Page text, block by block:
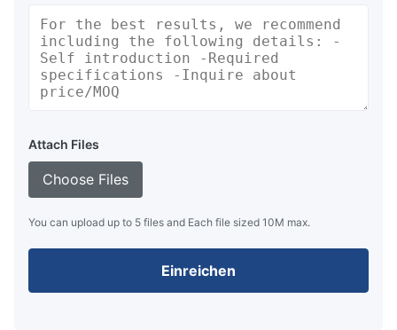
Attach Files
Choose Files
You can upload up to 5 files and Each file sized 10M max.
Einreichen